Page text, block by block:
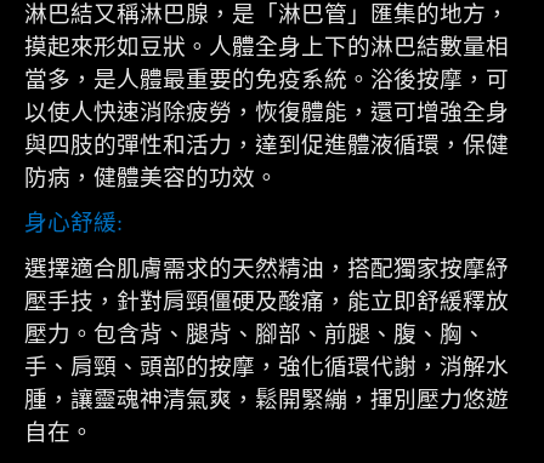
淋巴結又稱淋巴腺，是「淋巴管」匯集的地方，
摸起來形如豆狀。人體全身上下的淋巴結數量相
當多，是人體最重要的免疫系統。浴後按摩，可
以使人快速消除疲勞，恢復體能，還可增強全身
與四肢的彈性和活力，達到促進體液循環，保健
防病，健體美容的功效。
身心舒緩:
選擇適合肌膚需求的天然精油，搭配獨家按摩紓
壓手技，針對肩頸僵硬及酸痛，能立即舒緩釋放
壓力。包含背、腿背、腳部、前腿、腹、胸、
手、肩頸、頭部的按摩，強化循環代謝，消解水
腫，讓靈魂神清氣爽，鬆開緊繃，揮別壓力悠遊
自在。